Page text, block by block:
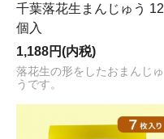
千葉落花生まんじゅう 12
個入
1,188円(内税)
落花生の形をしたおまんじゅ
うです。